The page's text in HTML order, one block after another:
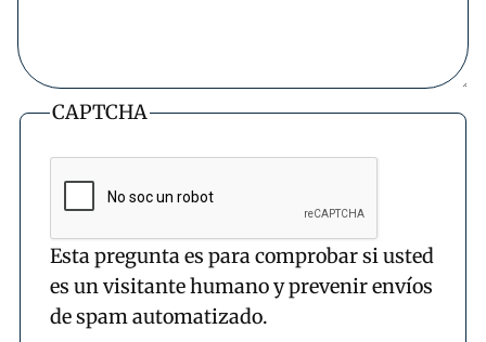
CAPTCHA
Esta pregunta es para comprobar si usted
es un visitante humano y prevenir envíos
de spam automatizado.